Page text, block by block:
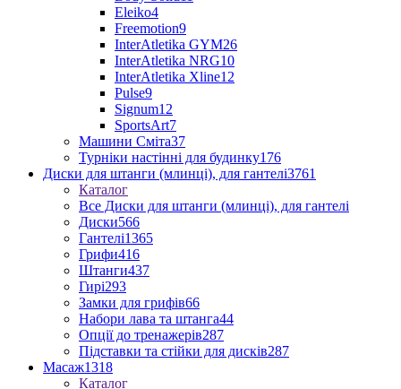
Eleiko4
Freemotion9
InterAtletika GYM26
InterAtletika NRG10
InterAtletika Xline12
Pulse9
Signum12
SportsArt7
Машини Сміта37
Турніки настінні для будинку176
Диски для штанги (млинці), для гантелі3761
Каталог
Все Диски для штанги (млинці), для гантелі
Диски566
Гантелі1365
Грифи416
Штанги437
Гирі293
Замки для грифів66
Набори лава та штанга44
Опції до тренажерів287
Підставки та стійки для дисків287
Масаж1318
Каталог